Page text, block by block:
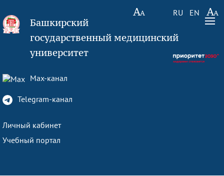
RU EN
Башкирский
государственный медицинский
университет
Max-канал
Telegram-канал
Личный кабинет
Учебный портал